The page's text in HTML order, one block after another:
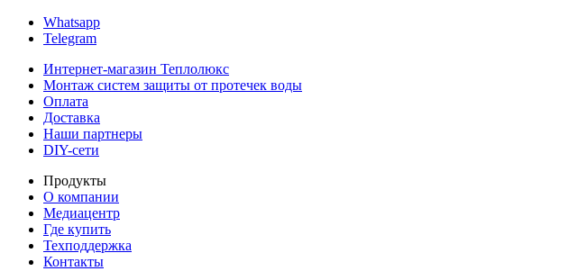
Whatsapp
Telegram
Интернет-магазин Теплолюкс
Монтаж систем защиты от протечек воды
Оплата
Доставка
Наши партнеры
DIY-сети
Продукты
О компании
Медиацентр
Где купить
Техподдержка
Контакты